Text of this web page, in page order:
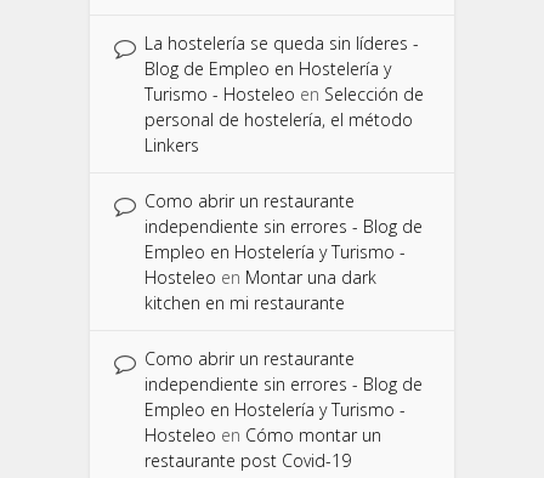
La hostelería se queda sin líderes -
Blog de Empleo en Hostelería y
Turismo - Hosteleo en Selección de
personal de hostelería, el método
Linkers
Como abrir un restaurante
independiente sin errores - Blog de
Empleo en Hostelería y Turismo -
Hosteleo en Montar una dark
kitchen en mi restaurante
Como abrir un restaurante
independiente sin errores - Blog de
Empleo en Hostelería y Turismo -
Hosteleo en Cómo montar un
restaurante post Covid-19